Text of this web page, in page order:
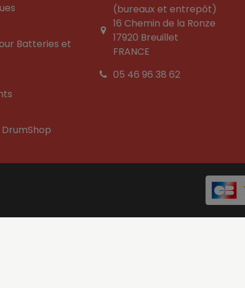
Batteries et
(bureaux et entrepôt)
16 Chemin de la Ronze
17920 Breuillet
FRANCE
05 46 96 38 62